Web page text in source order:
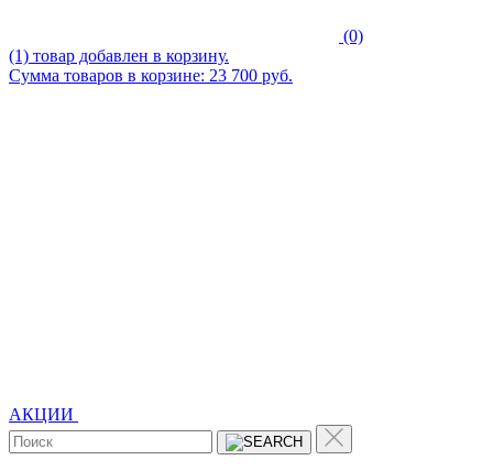
(0)
(1) товар добавлен в корзину.
Сумма товаров в корзине: 23 700 руб.
АКЦИИ